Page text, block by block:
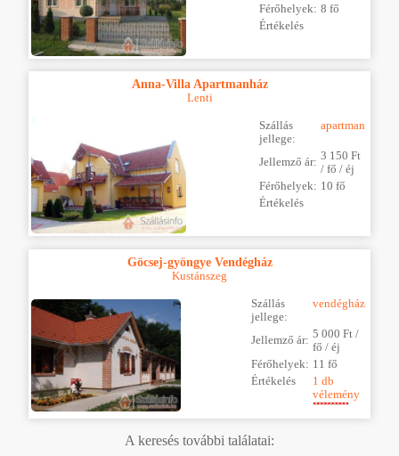
Férőhelyek: 8 fő
Értékelés
Anna-Villa Apartmanház
Lenti
Szállás
jellege:
apartman
Jellemző ár: 3 150 Ft
/ fő / éj
Férőhelyek: 10 fő
Értékelés
Göcsej-gyöngye Vendégház
Kustánszeg
Szállás
jellege:
vendégház
Jellemző ár: 5 000 Ft /
fő / éj
Férőhelyek: 11 fő
Értékelés
1 db
vélemény
A keresés további találatai: